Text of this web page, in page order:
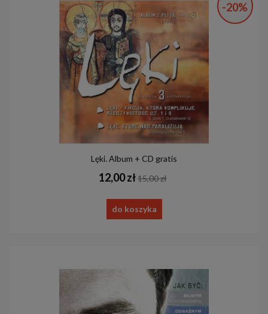
Lęki. Album + CD gratis
12,00 zł15,00 zł
-20%
do koszyka